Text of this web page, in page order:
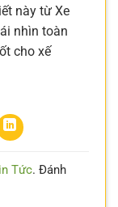
này từ Xe
nhìn toàn
cho xế
Tức. Đánh